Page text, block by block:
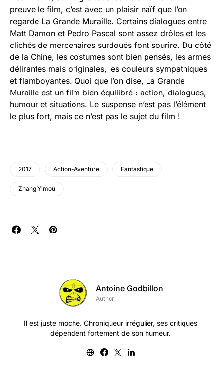
preuve le film, c’est avec un plaisir naïf que l’on
regarde La Grande Muraille. Certains dialogues entre
Matt Damon et Pedro Pascal sont assez drôles et les
clichés de mercenaires surdoués font sourire. Du côté
de la Chine, les costumes sont bien pensés, les armes
délirantes mais originales, les couleurs sympathiques
et flamboyantes. Quoi que l’on dise, La Grande
Muraille est un film bien équilibré : action, dialogues,
humour et situations. Le suspense n’est pas l’élément
le plus fort, mais ce n’est pas le sujet du film !
2017 Action-Aventure Fantastique
Zhang Yimou
Antoine Godbillon
Author
Il est juste moche. Chroniqueur irrégulier, ses critiques
dépendent fortement de son humeur.